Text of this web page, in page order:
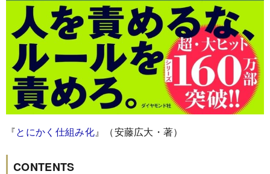
『とにかく仕組み化』（安藤広大・著）
CONTENTS